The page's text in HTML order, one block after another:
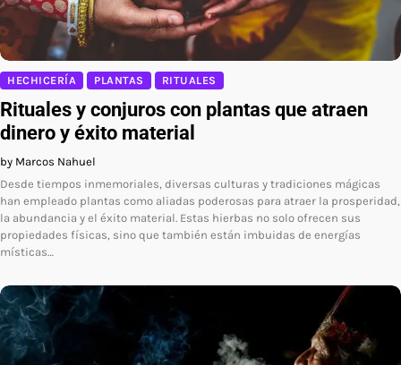
HECHICERÍA PLANTAS RITUALES
Rituales y conjuros con plantas que atraen
dinero y éxito material
by Marcos Nahuel
Desde tiempos inmemoriales, diversas culturas y tradiciones mágicas
han empleado plantas como aliadas poderosas para atraer la prosperidad,
la abundancia y el éxito material. Estas hierbas no solo ofrecen sus
propiedades físicas, sino que también están imbuidas de energías
místicas…